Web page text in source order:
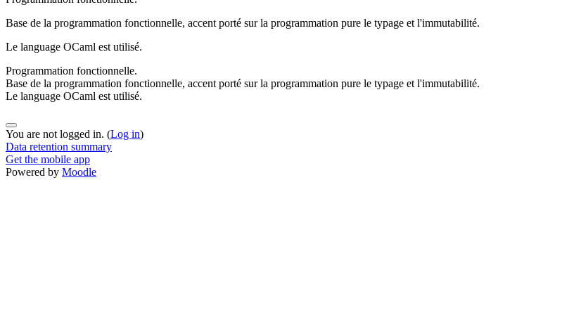
Base de la programmation fonctionnelle, accent porté surla programmation pure le typage et l'immutabilité.
Le language OCaml est utilisé.
Programmation fonctionnelle.
Base de la programmation fonctionnelle, accent porté sur la programmation pure le typage et l'immutabilité.
Le language OCaml est utilisé.
You are not logged in. (Log in)
Data retention summary
Get the mobile app
Powered by Moodle